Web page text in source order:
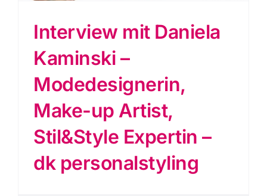
Interview mit Daniela
Kaminski –
Modedesignerin,
Make-up Artist,
Stil&Style Expertin –
dk personalstyling